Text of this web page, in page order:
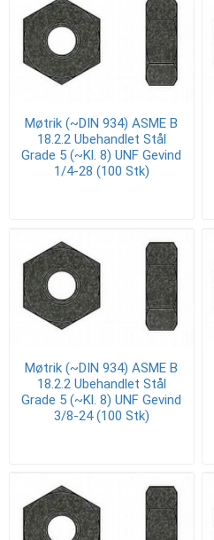
Møtrik (~DIN 934) ASME B
18.2.2 Ubehandlet Stål
Grade 5 (~Kl. 8) UNF Gevind
1/4-28 (100 Stk)
Møtrik (~DIN 934) ASME B
18.2.2 Ubehandlet Stål
Grade 5 (~Kl. 8) UNF Gevind
3/8-24 (100 Stk)